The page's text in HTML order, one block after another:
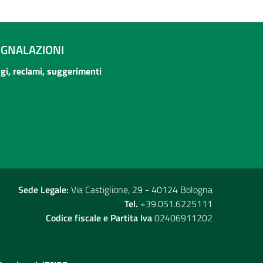
reclami, suggerimenti
Sede Legale: Via Castiglione, 29 - 40124 Bologna
Tel. +39.051.6225111
Codice fiscale e Partita Iva02406911202